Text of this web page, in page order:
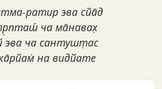
ратир эва сйа̄д
ча ма̄навах̣
эва ча сантушт̣ас
на видйате